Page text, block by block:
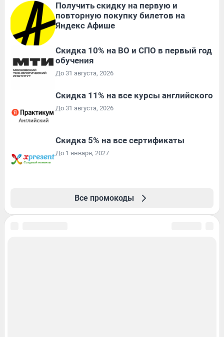
Получить скидку на первую и
повторную покупку билетов на
Яндекс Афише
Скидка 10% на ВО и СПО в первый год
обучения
До 31 августа, 2026
Скидка 11% на все курсы английского
До 31 августа, 2026
Скидка 5% на все сертификаты
До 1 января, 2027
Все промокоды